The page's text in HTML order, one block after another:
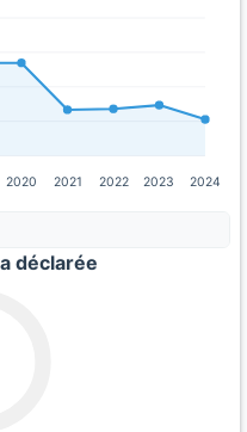
2020 2021 2022 2023 2024
déclarée